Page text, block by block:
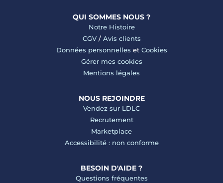
QUI SOMMES NOUS ?
Notre Histoire
CGV/ Avis clients
Données personnelles et Cookies
Gérer mes cookies
Mentions légales
NOUS REJOINDRE
Vendez sur LDLC
Recrutement
Marketplace
Accessibilité : non conforme
BESOIN D'AIDE ?
Questions fréquentes